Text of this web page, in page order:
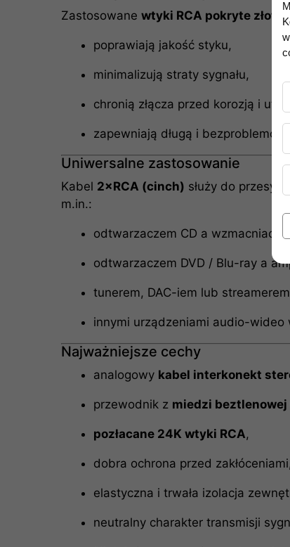
Zastosowanewtyki RCA pokryte
poprawiają jakość styku,
minimalizują straty sygnału,
chronią złącza przed korozją i
zapewniają długą i
Uniwersalne zastosowanie
Kabel 2×RCA (cinch) służy do przesyłu
m.in.:
odtwarzaczem CD a
odtwarzaczem DVD / Blu-ray a
tunerem, DAC-iem lub
innymi urządzeniami audio-wideo
Najważniejsze cechy
analogowy kabel interkonekt
przewodnik z miedzi beztlenowej
pozłacane 24K wtyki RCA,
dobra ochrona przed
elastyczna i trwała izolacja
neutralny charakter transmisji